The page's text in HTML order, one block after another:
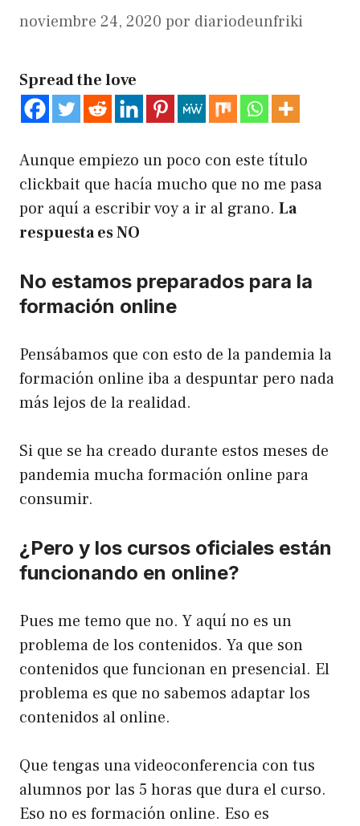
noviembre 24, 2020 por diariodeunfriki
Spread the love
Aunque empiezo un poco con este título
clickbait que hacía mucho que no me pasa
por aquí a escribir voy a ir al grano. La
respuesta es NO
No estamos preparados para la
formación online
Pensábamos que con esto de la pandemia la
formación online iba a despuntar pero nada
más lejos de la realidad.
Si que se ha creado durante estos meses de
pandemia mucha formación online para
consumir.
¿Pero y los cursos oficiales están
funcionando en online?
Pues me temo que no. Y aquí no es un
problema de los contenidos. Ya que son
contenidos que funcionan en presencial. El
problema es que no sabemos adaptar los
contenidos al online.
Que tengas una videoconferencia con tus
alumnos por las 5 horas que dura el curso.
Eso no es formación online. Eso es